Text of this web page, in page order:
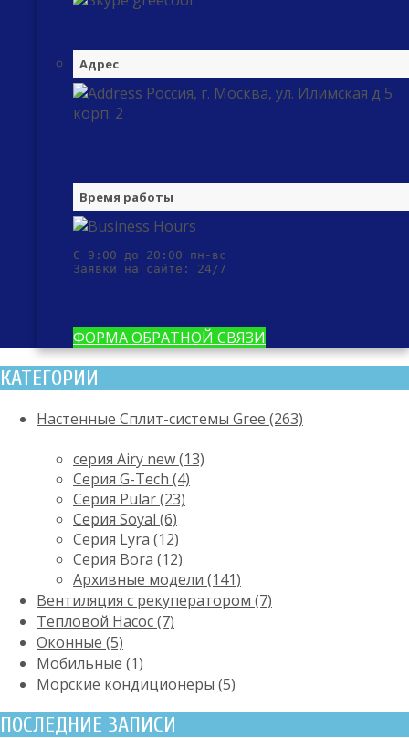
Адрес
Россия, г. Москва, ул. Илимская д 5
корп. 2
Время работы
С 9:00 до 20:00 пн-вс
Заявки на сайте: 24/7
ФОРМА ОБРАТНОЙ СВЯЗИ
КАТЕГОРИИ
Настенные Сплит-системы Gree (263)
серия Airy new (13)
Серия G-Tech (4)
Серия Pular (23)
Cерия Soyal (6)
Серия Lyra (12)
Серия Bora (12)
Архивные модели (141)
Вентиляция с рекуператором (7)
Тепловой Насос (7)
Оконные (5)
Мобильные (1)
Морские кондиционеры (5)
ПОСЛЕДНИЕ ЗАПИСИ